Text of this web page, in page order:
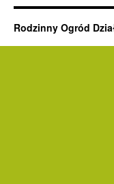
Rodzinny Ogród